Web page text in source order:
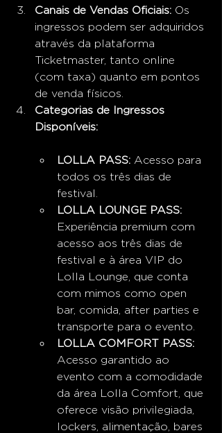
Canais de Vendas Oficiais: Os
ingressos podem ser adquiridos
através da plataforma
Ticketmaster, tanto online
(com taxa) quanto em pontos
de venda físicos.
Categorias de Ingressos
Disponíveis:
LOLLA PASS: Acesso para
todos os três dias de
festival.
LOLLA LOUNGE PASS:
Experiência premium com
acesso aos três dias de
festival e à área VIP do
Lolla Lounge, que conta
com mimos como open
bar, comida, after parties e
transporte para o evento.
LOLLA COMFORT PASS:
Acesso garantido ao
evento com a comodidade
da área Lolla Comfort, que
oferece visão privilegiada,
lockers, alimentação, bares